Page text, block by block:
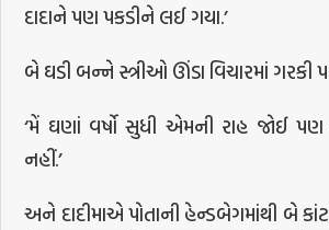
દાદાને પણ પકડીને લઈ ગયા.’
બે ઘડી બન્ને સ્ત્રીઓ ઊંડા વિચારમાં ગરકી
‘મેં ઘણાં વર્ષો સુધી એમની રાહ જોઈ
નહીં.’
અને દાદીમાએ પોતાની હેન્ડબેગમાંથી બે